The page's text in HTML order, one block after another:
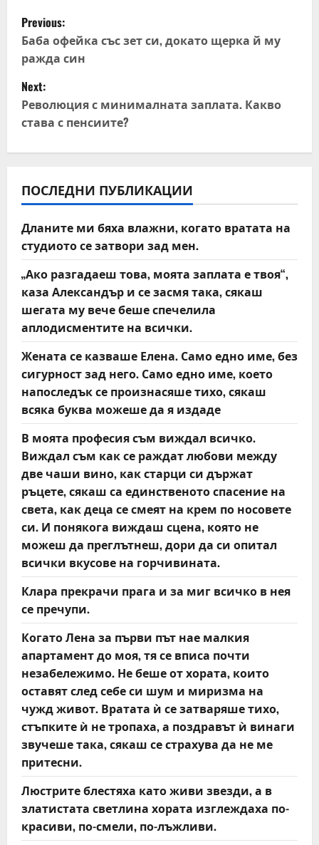
P
o
s
t
n
v
i
g
a
t
i
o
n
Previous:
Баба офейка със зет си, докато щерка й му
ражда син
Next:
Революция с минималната заплата. Какво
става с пенсиите?
ПОСЛЕДНИ ПУБЛИКАЦИИ
Дланите ми бяха влажни, когато вратата на
студиото се затвори зад мен.
„Ако разгадаеш това, моята заплата е твоя“,
каза Александър и се засмя така, сякаш
шегата му вече беше спечелила
аплодисментите на всички.
Жената се казваше Елена. Само едно име, без
сигурност зад него. Само едно име, което
напоследък се произнасяше тихо, сякаш
всяка буква можеше да я издаде
В моята професия съм виждал всичко.
Виждал съм как се раждат любови между
две чаши вино, как старци си държат
ръцете, сякаш са единственото спасение на
света, как деца се смеят на крем по носовете
си. И понякога виждаш сцена, която не
можеш да преглътнеш, дори да си опитал
всички вкусове на горчивината.
Клара прекрачи прага и за миг всичко в нея
се пречупи.
Когато Лена за първи път нае малкия
апартамент до моя, тя се вписа почти
незабележимо. Не беше от хората, които
оставят след себе си шум и миризма на
чужд живот. Вратата ѝ се затваряше тихо,
стъпките ѝ не тропаха, а поздравът ѝ винаги
звучеше така, сякаш се страхува да не ме
притесни.
Люстрите блестяха като живи звезди, а в
златистата светлина хората изглеждаха по-
красиви, по-смели, по-лъжливи.